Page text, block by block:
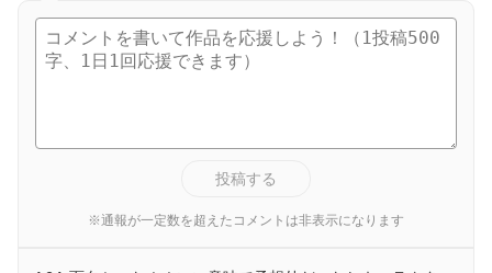
投稿する
※通報が一定数を超えたコメントは非表示になります